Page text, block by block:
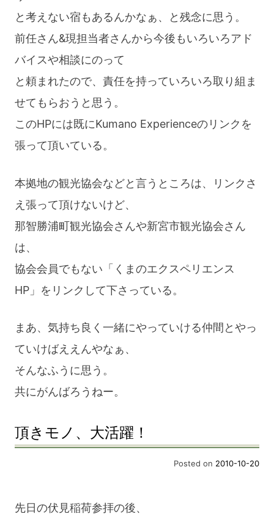
と考えない宿もあるんかなぁ、と残念に思う。
前任さん&現担当者さんから今後もいろいろアド
バイスや相談にのって
と頼まれたので、責任を持っていろいろ取り組ま
せてもらおうと思う。
このHPには既にKumano Experienceのリンクを
張って頂いている。
本拠地の観光協会などと言うところは、リンクさ
え張って頂けないけど、
那智勝浦町観光協会さんや新宮市観光協会さん
は、
協会会員でもない「くまのエクスペリエンス
HP」をリンクして下さっている。
まあ、気持ち良く一緒にやっていける仲間とやっ
ていけばええんやなぁ、
そんなふうに思う。
共にがんばろうねー。
頂きモノ、大活躍！
Posted on 2010-10-20
先日の伏見稲荷参拝の後、